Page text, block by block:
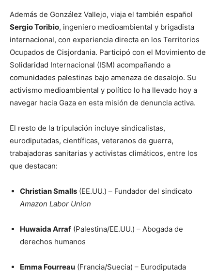
Además de González Vallejo, viaja el también español
Sergio Toribio, ingeniero medioambiental y brigadista
internacional, con experiencia directa en los Territorios
Ocupados de Cisjordania. Participó con el Movimiento de
Solidaridad Internacional (ISM) acompañando a
comunidades palestinas bajo amenaza de desalojo. Su
activismo medioambiental y político lo ha llevado hoy a
navegar hacia Gaza en esta misión de denuncia activa.
El resto de la tripulación incluye sindicalistas,
eurodiputadas, científicas, veteranos de guerra,
trabajadoras sanitarias y activistas climáticos, entre los
que destacan:
Christian Smalls (EE.UU.) – Fundador del sindicato
Amazon Labor Union
Huwaida Arraf (Palestina/EE.UU.) – Abogada de
derechos humanos
Emma Fourreau (Francia/Suecia) – Eurodiputada